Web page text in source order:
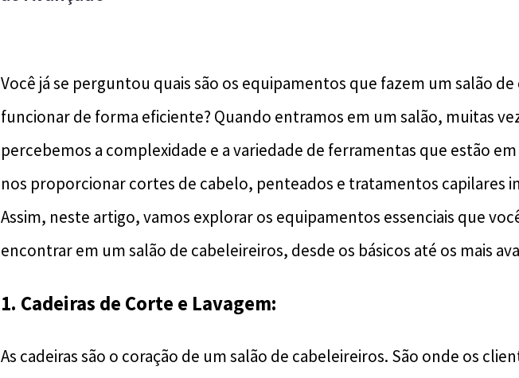
Você já se perguntou quais são os equipamentos que fazem um salão
funcionar de forma eficiente? Quando entramos em um salão, muitas
percebemos a complexidade e a variedade de ferramentas que estão em
nos proporcionar cortes de cabelo, penteados e tratamentos capilares
Assim, neste artigo, vamos explorar os equipamentos essenciais que
encontrar em um salão de cabeleireiros, desde os básicos até os mais
1. Cadeiras de Corte e Lavagem:
As cadeiras são o coração de um salão de cabeleireiros. São onde os